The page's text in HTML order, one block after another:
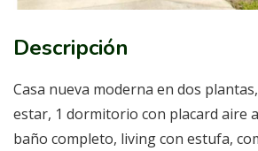
Descripción
Casa nueva moderna en dos
estar, 1 dormitorio con placard aire
baño completo, living con estufa,